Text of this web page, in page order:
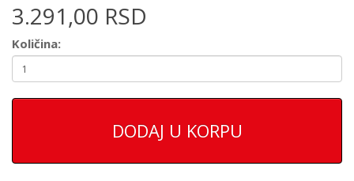
3.291,00 RSD
Količina:
DODAJ U KORPU